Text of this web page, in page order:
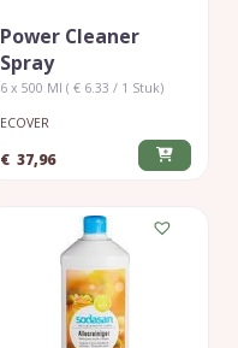
Power Cleaner
Spray
6 x 500 Ml ( € 6.33 / 1 Stuk)
ECOVER
€ 37,96